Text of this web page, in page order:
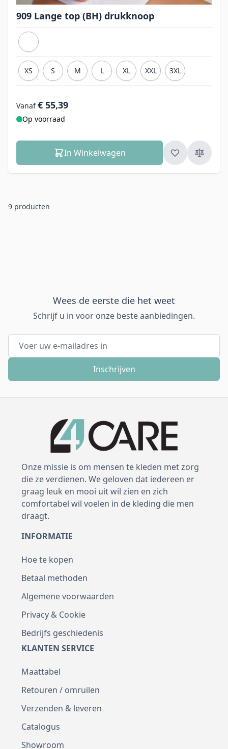
909 Lange top (BH) drukknoop
XS S M L XL XXL 3XL
Vanaf € 55,39
Op voorraad
In Winkelwagen
9 producten
Wees de eerste die het weet
Schrijf u in voor onze beste aanbiedingen.
E-mail adres
Inschrijven
Onze missie is om mensen te kleden met zorg
die ze verdienen. We geloven dat iedereen er
graag leuk en mooi uit wil zien en zich
comfortabel wil voelen in de kleding die men
draagt.
INFORMATIE
Hoe te kopen
Betaal methoden
Algemene voorwaarden
Privacy & Cookie
Bedrijfs geschiedenis
KLANTEN SERVICE
Maattabel
Retouren / omruilen
Verzenden & leveren
Catalogus
Showroom